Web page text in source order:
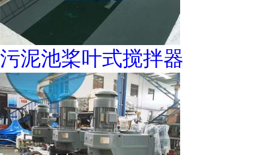
污泥池桨叶式搅拌器